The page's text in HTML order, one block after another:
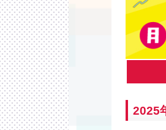
2025